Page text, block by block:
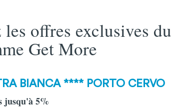
les offres exclusives du
Get More
BIANCA **** PORTO CERVO
jusqu'à 5%